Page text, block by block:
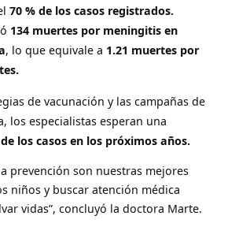
70 % de los casos registrados.
134 muertes por meningitis en
, lo que equivale a 1.21 muertes por
de vacunación y las campañas de
los especialistas esperan una
los casos en los próximos años.
prevención son nuestras mejores
niños y buscar atención médica
vidas”, concluyó la doctora Marte.